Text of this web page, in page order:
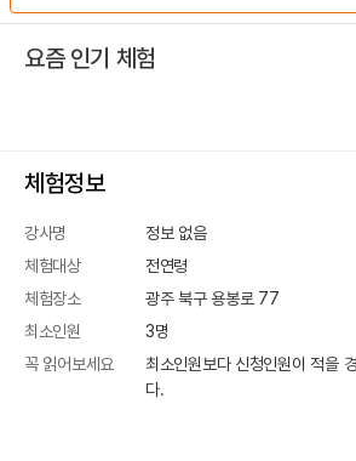
요즘 인기 체험
체험정보
강사명
정보 없음
체험대상
전연령
체험장소
광주 북구 용봉로 77
최소인원
3명
꼭 읽어보세요
최소인원보다 신청인원이 적을
다.